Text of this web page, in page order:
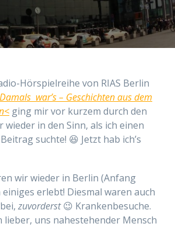
Hörspielreihe von RIAS Berlin
war’s – Geschichten aus dem
ging mir vor kurzem durch den
wieder in den Sinn, als ich einen
suchte! 😆 Jetzt hab ich’s
wir wieder in Berlin (Anfang
erlebt! Diesmal waren auch
zuvorderst😉 Krankenbesuche.
lieber, uns nahestehender Mensch